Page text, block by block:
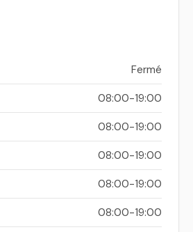
Fermé
08:00-19:00
08:00-19:00
08:00-19:00
08:00-19:00
08:00-19:00